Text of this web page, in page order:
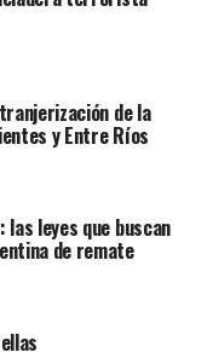
de la
y Entre Ríos
leyes que buscan
de remate